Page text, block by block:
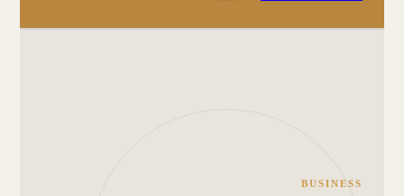
BUSINESS